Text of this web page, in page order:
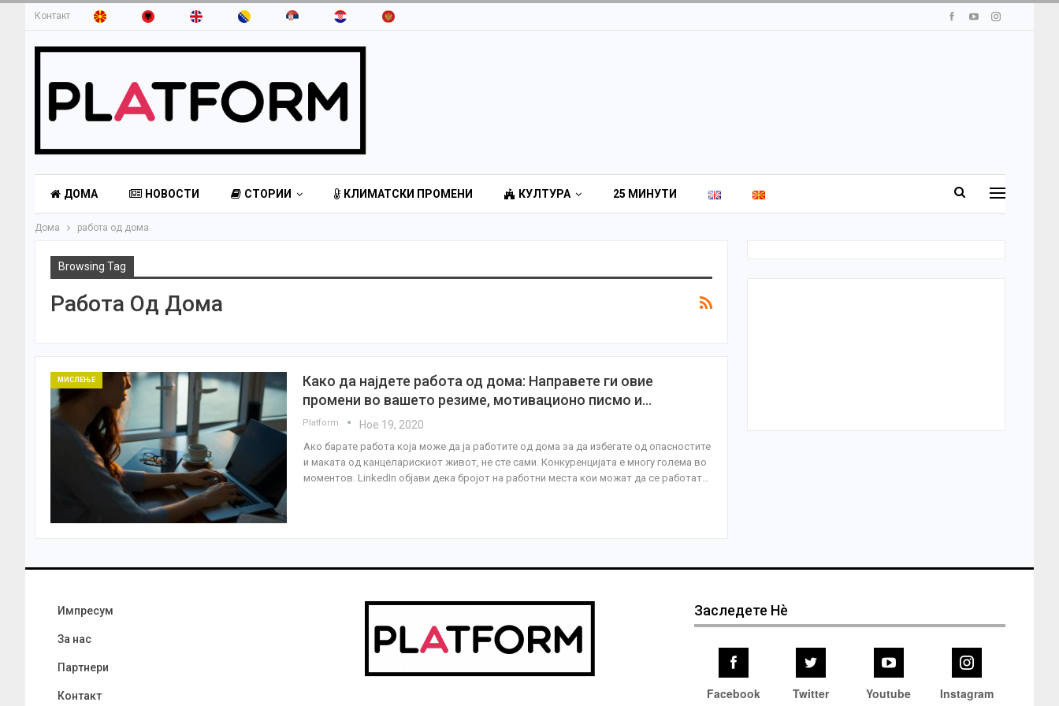
Контакт
ДОМА НОВОСТИ СТОРИИ КЛИМАТСКИ ПРОМЕНИ КУЛТУРА 25 МИНУТИ
Дома работа од дома
Browsing Tag
Работа Од Дома
МИСЛЕЊЕ
Како да најдете работа од дома: Направете ги овие
промени во вашето резиме, мотивационо писмо и…
Platform Ное 19, 2020
Ако барате работа која може да ја работите од дома за да избегате од опасностите
и маката од канцеларискиот живот, не сте сами. Конкуренцијата е многу голема во
моментов. LinkedIn објави дека бројот на работни места кои можат да се работат…
Импресум
За нас
Партнери
Контакт
Заследете Нѐ
Facebook Twitter Youtube Instagram